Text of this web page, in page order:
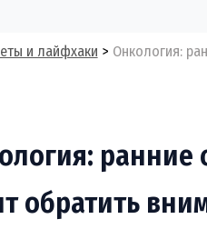
и лайфхаки Онкология:
ранние
обратить